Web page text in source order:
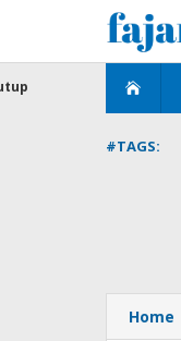
#TAGS:
Home